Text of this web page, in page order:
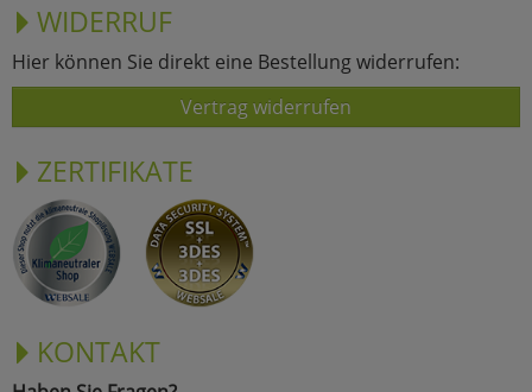
WIDERRUF
Hier können Sie direkt eine Bestellung widerrufen:
Vertrag widerrufen
ZERTIFIKATE
KONTAKT